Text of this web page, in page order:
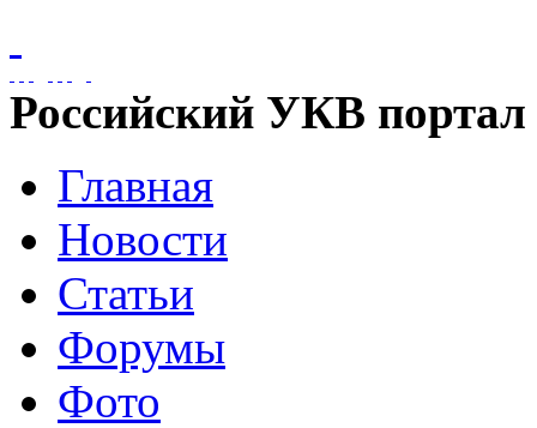
Российский УКВ портал
Главная
Новости
Статьи
Форумы
Фото